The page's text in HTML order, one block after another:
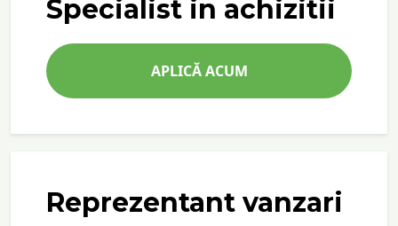
Specialist in achizitii
APLICĂ ACUM
Reprezentant vanzari